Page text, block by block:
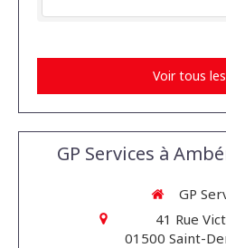
Voir tous
GP Services à
GP
41 Rue
01500 Saint-